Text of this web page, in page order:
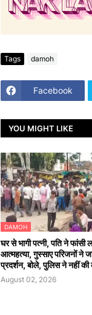
Tags damoh
Facebook
YOU MIGHT LIKE
DAMOH
घर से भागी पत्नी, पति ने फांसी
आत्महत्या, गुस्साए परिजनों ने
प्रदर्शन, बोले, पुलिस ने नहीं की
August 02, 2026